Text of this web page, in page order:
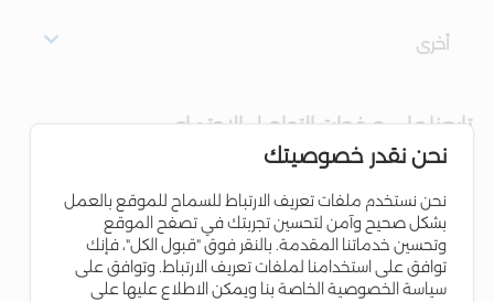
أخرى
تابعنا على صفحات التواصل الاجتماعي
نحن نقدر خصوصيتك
نحن نستخدم ملفات تعريف الارتباط للسماح للموقع بالعمل
بشكل صحيح وآمن لتحسين تجربتك في تصفح الموقع
وتحسين خدماتنا المقدمة. بالنقر فوق "قبول الكل"، فإنك
توافق على استخدامنا لملفات تعريف الارتباط. وتوافق على
سياسة الخصوصية الخاصة بنا ويمكن الاطلاع عليها على